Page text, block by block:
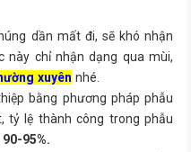
dần mất đi, sẽ khó nhận
này chỉ nhận dạng qua mùi,
xuyên nhé.
bằng phương pháp phẫu
tỷ lệ thành công trong phẫu
90-95%.